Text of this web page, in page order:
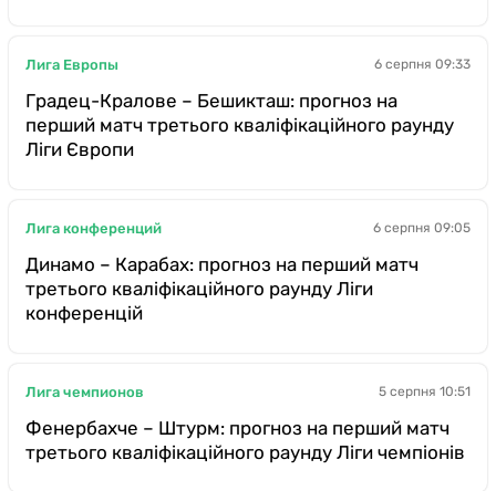
Лига Европы 6 серпня 09:33
Градец-Кралове – Бешикташ: прогноз на
перший матч третього кваліфікаційного раунду
Ліги Європи
Лига конференций 6 серпня 09:05
Динамо – Карабах: прогноз на перший матч
третього кваліфікаційного раунду Ліги
конференцій
Лига чемпионов 5 серпня 10:51
Фенербахче – Штурм: прогноз на перший матч
третього кваліфікаційного раунду Ліги чемпіонів